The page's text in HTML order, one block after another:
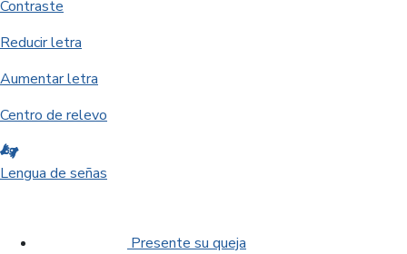
Contraste
Reducir letra
Aumentar letra
Centro de relevo
Lengua de señas
Presente su queja